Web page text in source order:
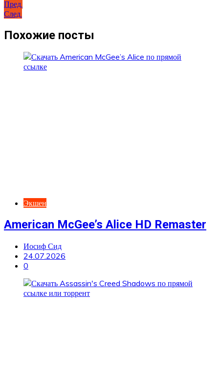
Навигация
по
записям
Пред.
След.
Похожие посты
Экшен
American McGee’s Alice HD Remaster
Иосиф Сид
24.07.2026
0